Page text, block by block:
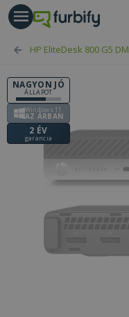
HP EliteDesk 800 G5 DM
NAGYON JÓ
ÁLLAPOT
Windows 11
AZ ÁRBAN
2 ÉV
garancia
gomb